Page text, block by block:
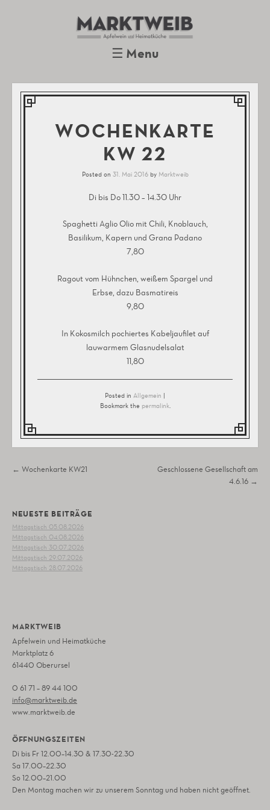
Marktweib
Oberursel
Apfelwein und Heimatküche
☰ Menu
WOCHENKARTE
KW 22
Posted on 31. Mai 2016by Marktweib
Di bis Do 11.30 – 14.30 Uhr
Spaghetti Aglio Olio mit Chili, Knoblauch,
Basilikum, Kapern und Grana Padano
7,80
Ragout vom Hühnchen, weißem Spargel und
Erbse, dazu Basmatireis
9,80
In Kokosmilch pochiertes Kabeljaufilet auf
lauwarmem Glasnudelsalat
11,80
Posted in Allgemein |
Bookmark the permalink
Post navigation
← Wochenkarte KW21
Geschlossene Gesellschaft am
4.6.16 →
NEUESTE BEITRÄGE
Mittagstisch 05.08.2026
Mittagstisch 04.08.2026
Mittagstisch 30.07.2026
Mittagstisch 29.07.2026
Mittagstisch 28.07.2026
MARKTWEIB
Apfelwein und Heimatküche
Marktplatz 6
61440 Oberursel
0 61 71 – 89 44 100
info@marktweib.de
www.marktweib.de
ÖFFNUNGSZEITEN
Di bis Fr 12.00–14.30 & 17.30-22.30
Sa 17.00–22.30
So 12.00–21.00
Den Montag machen wir zu unserem Sonntag und haben nicht geöffnet.